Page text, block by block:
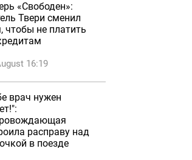
«Свободен»:
Твери сменил
чтобы не платить
16:19
врач нужен
расправу над
в поезде